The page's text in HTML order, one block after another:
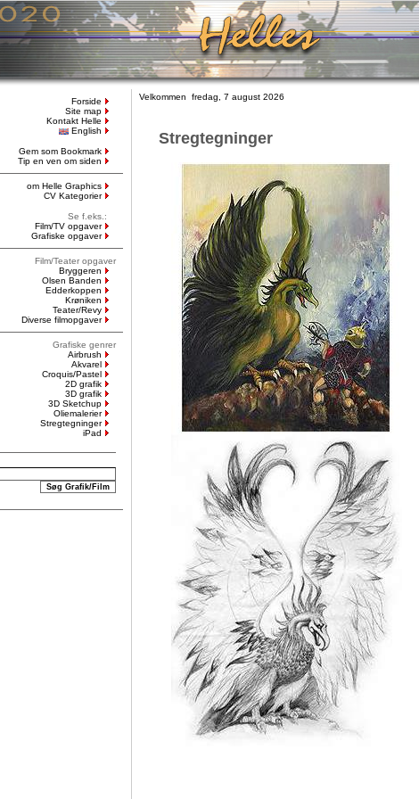
Forside
Site map
Kontakt Helle
English
Gem som Bookmark
Tip en ven om siden
om Helle Graphics
CV Kategorier
Se f.eks.:
Film/TV opgaver
Grafiske opgaver
Film/Teater opgaver
Bryggeren
Olsen Banden
Edderkoppen
Krøniken
Teater/Revy
Diverse filmopgaver
Grafiske genrer
Airbrush
Akvarel
Croquis/Pastel
2D grafik
3D grafik
3D Sketchup
Oliemalerier
Stregtegninger
iPad
Velkommen fredag, 7 august 2026
Stregtegninger